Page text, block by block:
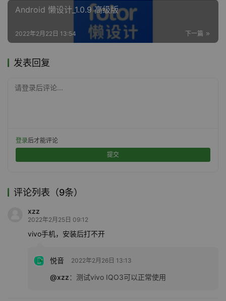
Android 懒设计_1.0.9 高级版
下一篇
2022年2月22日 13:54
发表回复
请登录后评论...
登录后才能评论
提交
评论列表（9条）
xzz
2022年2月25日 09:12
vivo手机，安装后打不开
悦音 2022年2月26日 13:13
@xzz： 测试vivo IQO3可以正常使用